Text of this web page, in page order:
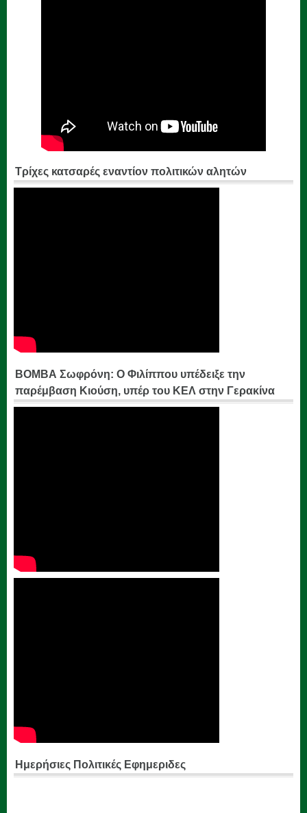
Τρίχες κατσαρές εναντίον πολιτικών αλητών
ΒΟΜΒΑ Σωφρόνη: Ο Φιλίππου υπέδειξε την
παρέμβαση Κιούση, υπέρ του ΚΕΛ στην Γερακίνα
Ημερήσιες Πολιτικές Εφημεριδες